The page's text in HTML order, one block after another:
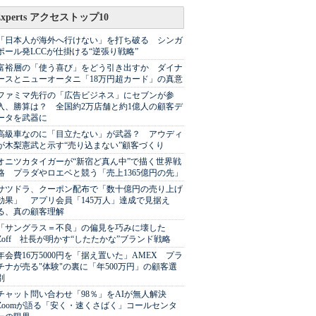
アクセストップ10
日本人が海外へ行けない」を打ち破る シンガ
ール発LCCが仕掛ける“逆張り戦略”
裕層の「使う喜び」をどう引き出すか ダイナ
スとニューオータニ「18万円超カード」の真意
ァミマ先行の「広告ビジネス」にセブンが参
、勝算は？ 全国約2万店舗と約1億人の顧客デ
タを武器に
級車なのに「目立たない」が武器？ アウディ
木梨憲武と示す“売り込まない”顧客づくり
ニツカタイガーが“新宿ど真ん中”で描く世界戦
プラダやロエベと競う「売上1365億円の先」
ツドラ、クーポン配布で「数十億円の売り上げ
果」 アプリ会員「145万人」達成で見据え
、真の顧客理解
サングラス＝不良」の偏見を巧みに壊した
社長が明かす“したたかな”ブランド戦略
会費16万5000円を「据え置いた」AMEX プラ
ナが売る"体験"の裏に「年500万円」の顧客選
ャット問い合わせ「98％」をAIが無人解決
が語る「安く・速くさばく」コールセンタ